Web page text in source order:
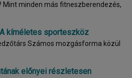
kíméletes sporteszköz
közül
előnyei részletesen